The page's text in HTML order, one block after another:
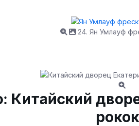
24. Ян Умлауф
Китайский